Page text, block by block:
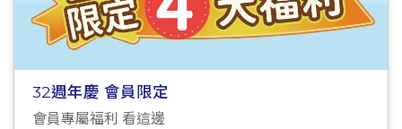
32週年慶 會員限定
會員專屬福利 看這邊